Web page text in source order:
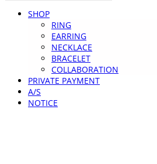
SHOP
RING
EARRING
NECKLACE
BRACELET
COLLABORATION
PRIVATE PAYMENT
A/S
NOTICE